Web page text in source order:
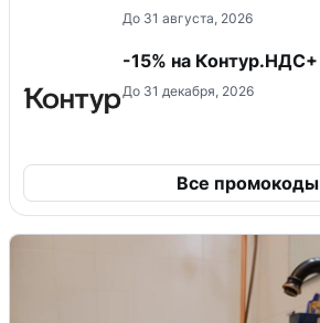
До 31 августа, 2026
-15% на Контур.НДС+
До 31 декабря, 2026
Все промокоды